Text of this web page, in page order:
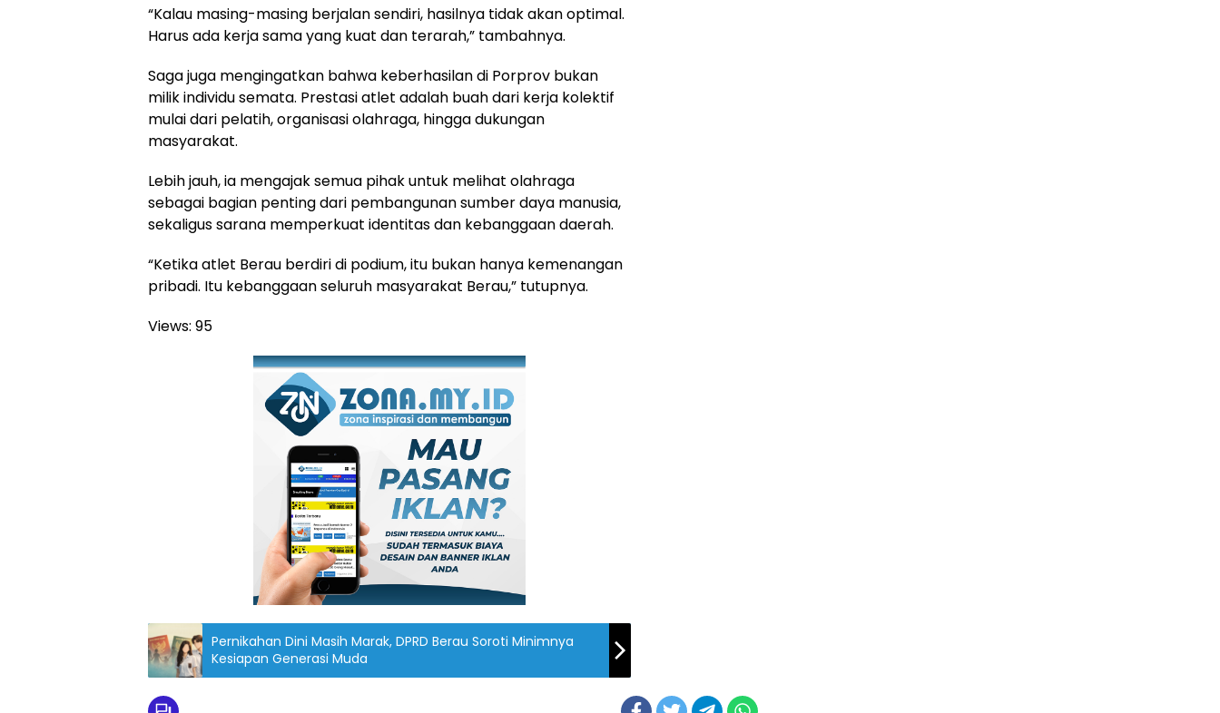
“Kalau masing-masing berjalan sendiri, hasilnya tidak akan optimal.
Harus ada kerja sama yang kuat dan terarah,” tambahnya.
Saga juga mengingatkan bahwa keberhasilan di Porprov bukan
milik individu semata. Prestasi atlet adalah buah dari kerja kolektif
mulai dari pelatih, organisasi olahraga, hingga dukungan
masyarakat.
Lebih jauh, ia mengajak semua pihak untuk melihat olahraga
sebagai bagian penting dari pembangunan sumber daya manusia,
sekaligus sarana memperkuat identitas dan kebanggaan daerah.
“Ketika atlet Berau berdiri di podium, itu bukan hanya kemenangan
pribadi. Itu kebanggaan seluruh masyarakat Berau,” tutupnya.
Views: 95
Pernikahan Dini Masih Marak, DPRD Berau Soroti Minimnya
Kesiapan Generasi Muda